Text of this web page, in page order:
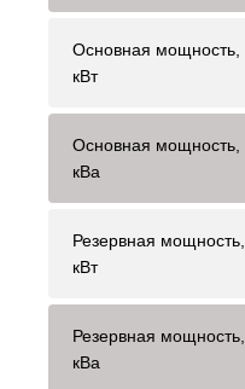
Основная мощность,
кВт
Основная мощность,
кВа
Резервная мощность,
кВт
Резервная мощность,
кВа